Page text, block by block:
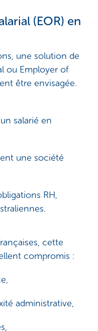
(EOR) en
une solution de
ou Employer of
être envisagée.
salarié en
une société
RH,
cette
compromis :
administrative,